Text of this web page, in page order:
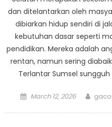
dan ditelantarkan oleh
dibiarkan hidup sendiri di
kebutuhan dasar seperti
pendidikan. Mereka adalah
rentan, namun sering
Terlantar Sumsel
Posted
March 12, 2026